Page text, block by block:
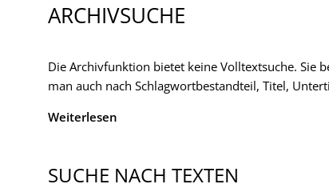
ARCHIVSUCHE
Die Archivfunktion bietet keine Volltextsuche. Sie
man auch nach Schlagwortbestandteil, Titel,
Weiterlesen
SUCHE NACH TEXTEN